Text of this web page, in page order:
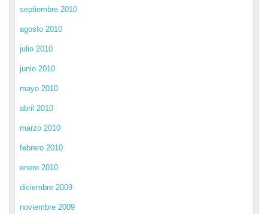
septiembre 2010
agosto 2010
julio 2010
junio 2010
mayo 2010
abril 2010
marzo 2010
febrero 2010
enero 2010
diciembre 2009
noviembre 2009